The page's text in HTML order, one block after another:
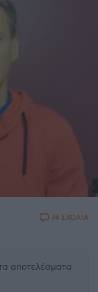
74 ΣΧΟΛΙΑ
αποτελέσματα